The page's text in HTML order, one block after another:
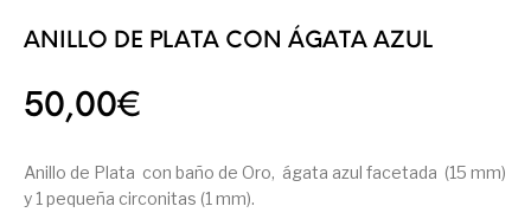
ANILLO DE PLATA CON ÁGATA AZUL
50,00€
Anillo de Plata con baño de Oro, ágata azul facetada (15 mm)
y 1 pequeña circonitas (1 mm).